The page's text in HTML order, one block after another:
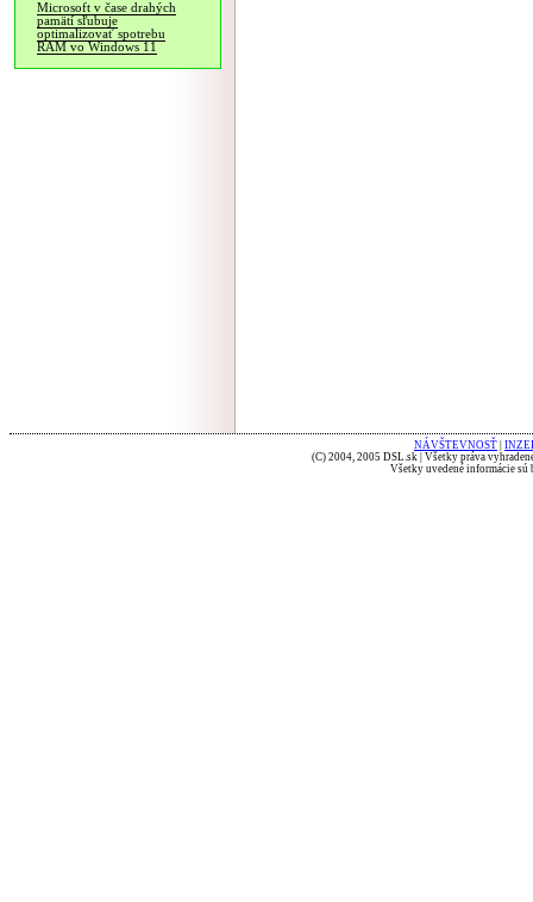
Microsoft v čase drahých
pamätí sľubuje
optimalizovať spotrebu
RAM vo Windows 11
NÁVŠTEVNOSŤ
(C) 2004, 2005 DSL.sk | Všetky práva
Všetky uvedené informácie sú